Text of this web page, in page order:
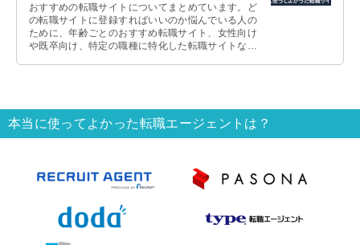
おすすめの転職サイトについてまとめています。ど
の転職サイトに登録すればいいのか悩んでいる人の
ために、年齢ごとのおすすめ転職サイト、女性向け
や既卒向け、特定の職種に特化した転職サイトなど
本当に使ってよかった転職エージェントは？